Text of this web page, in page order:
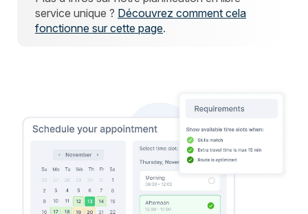
service unique ? Découvrez comment cela
fonctionne sur cette page.